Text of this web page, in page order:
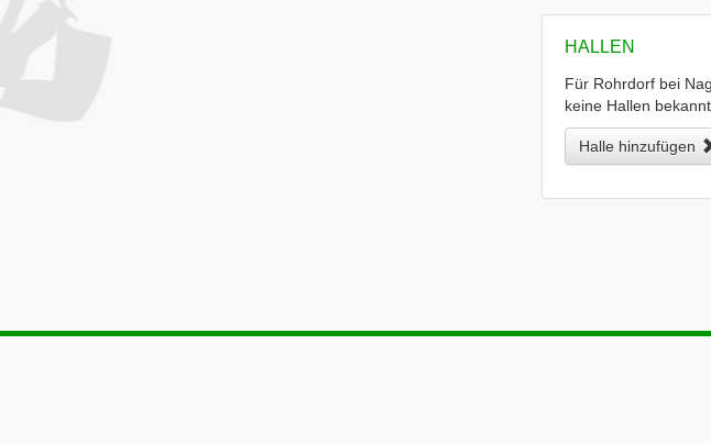
HALLEN
Für Rohrdorf bei
keine Hallen
Halle hinzufügen